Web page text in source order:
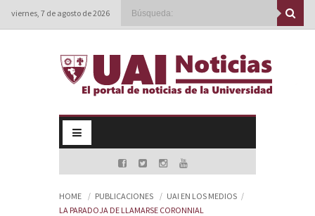
viernes, 7 de agosto de 2026
HOME PUBLICACIONES
UAI EN LOS MEDIOS
LA PARADOJA DE LLAMARSE CORONNIAL